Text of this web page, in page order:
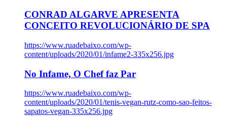
CONRAD ALGARVE APRESENTA
CONCEITO REVOLUCIONÁRIO DE SPA
https://www.ruadebaixo.com/wp-
content/uploads/2020/01/infame2-335x256.jpg
No Infame, O Chef faz Par
https://www.ruadebaixo.com/wp-
content/uploads/2020/01/tenis-vegan-rutz-como-sao-feitos-
sapatos-vegan-335x256.jpg